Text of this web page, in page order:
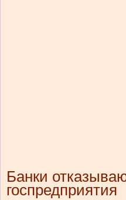
Банки
госпредприятия